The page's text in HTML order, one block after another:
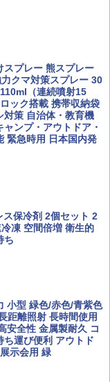
Ｎ)
南アルプス大全」
道夫 夢見る旅
2026年9月号【特
を祝して！
ンマイ タイ北部の魅
球の歩き方D アジア
ポーランド スロヴ
の歩き方A ヨーロッ
統計・移動から読み
ッチテント キャンプ
ピーク) 着替えテン
【中が透けない】 1
ッズ 災害用トイレ ビ
アップテント 携帯 簡
)
ズ メッシュ 3-4人用
テント エクルベージ
スプレー 熊スプレー
力クマ対策スプレー 30
（連続噴射15
ック搭載 携帯収納袋
対策 自治体・教育機
ンプ・アウトドア・
緊急時用 日本国内発
保冷剤 2個セット 2
凍 空間倍増 衛生的
ち
小型 緑色/赤色/青紫色
距離照射 長時間使用
安全性 金属製耐久 コ
ち運び便利 アウトド
示会用 緑